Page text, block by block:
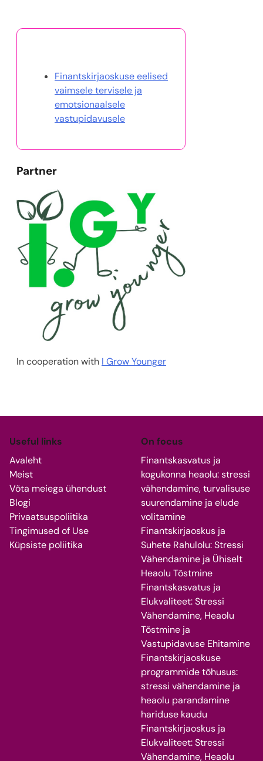
Finantskirjaoskuse eelised
vaimsele tervisele ja
emotsionaalsele
vastupidavusele
Partner
In cooperation with I Grow Younger
Useful links
Avaleht
Meist
Võta meiega ühendust
Blogi
Privaatsuspoliitika
Tingimused of Use
Küpsiste poliitika
On focus
Finantskasvatus ja
kogukonna heaolu: stressi
vähendamine, turvalisuse
suurendamine ja elude
volitamine
Finantskirjaoskus ja
Suhete Rahulolu: Stressi
Vähendamine ja Ühiselt
Heaolu Tõstmine
Finantskasvatus ja
Elukvaliteet: Stressi
Vähendamine, Heaolu
Tõstmine ja
Vastupidavuse Ehitamine
Finantskirjaoskuse
programmide tõhusus:
stressi vähendamine ja
heaolu parandamine
hariduse kaudu
Finantskirjaoskus ja
Elukvaliteet: Stressi
Vähendamine, Heaolu